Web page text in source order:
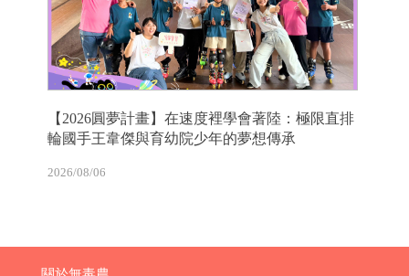
【2026圓夢計畫】在速度裡學會著陸：極限直排
輪國手王韋傑與育幼院少年的夢想傳承
2026/08/06